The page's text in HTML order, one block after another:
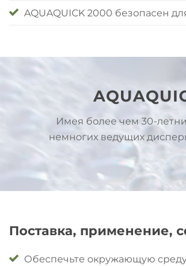
AQUAQUICK 2000 безопасен
Имея более чем 30-
немногих ведущих
Поставка, применение,
Обеспечьте окружающую